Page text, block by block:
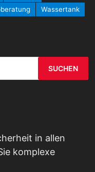
Wassertank
in allen
komplexe